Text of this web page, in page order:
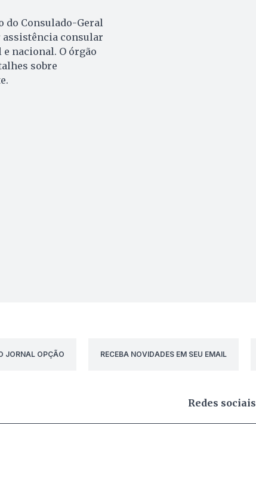
do Consulado-Geral
assistência consular
nacional. O órgão
sobre
JORNAL OPÇÃO
RECEBA NOVIDADES EM SEU EMAIL
Redes sociais